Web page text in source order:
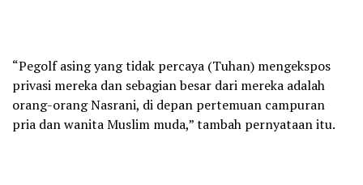
“Pegolf asing yang tidak percaya (Tuhan) mengekspos
privasi mereka dan sebagian besar dari mereka adalah
orang-orang Nasrani, di depan pertemuan campuran
pria dan wanita Muslim muda,” tambah pernyataan itu.